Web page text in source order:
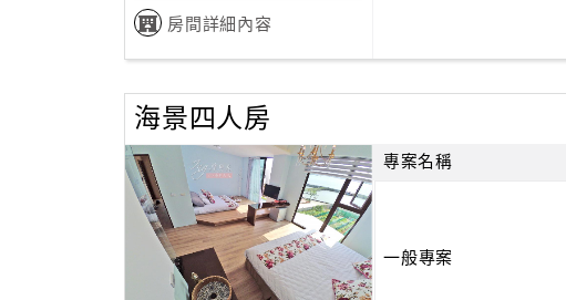
房間詳細內容
海景四人房
專案名稱
一般專案